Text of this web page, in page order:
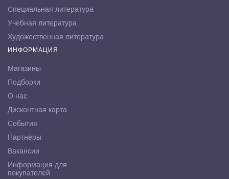
Специальная литература
Учебная литература
Художественная литература
ИНФОРМАЦИЯ
Магазины
Подборки
О нас
Дисконтная карта
События
Партнёры
Вакансии
Информация для
покупателей